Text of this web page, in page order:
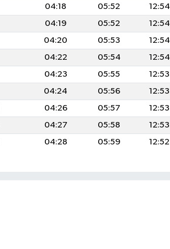
04:18 05:52 12:54
04:19 05:52 12:54
04:20 05:53 12:54
04:22 05:54 12:54
04:23 05:55 12:53
04:24 05:56 12:53
04:26 05:57 12:53
04:27 05:58 12:53
04:28 05:59 12:52